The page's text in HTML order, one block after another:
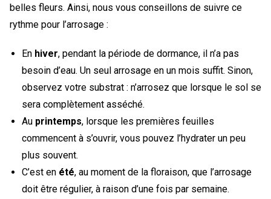
belles fleurs. Ainsi, nous vous conseillons de suivre ce
rythme pour l’arrosage :
En hiver, pendant la période de dormance, il n’a pas
besoin d’eau. Un seul arrosage en un mois suffit. Sinon,
observez votre substrat : n’arrosez que lorsque le sol se
sera complètement asséché.
Au printemps, lorsque les premières feuilles
commencent à s’ouvrir, vous pouvez l’hydrater un peu
plus souvent.
C’est en été, au moment de la floraison, que l’arrosage
doit être régulier, à raison d’une fois par semaine.